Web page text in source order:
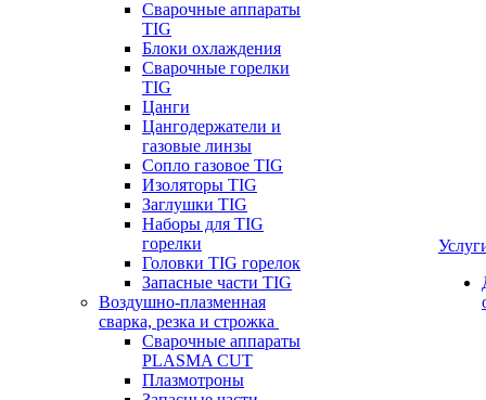
Сварочные аппараты
TIG
Блоки охлаждения
Сварочные горелки
TIG
Цанги
Цангодержатели и
газовые линзы
Сопло газовое TIG
Изоляторы TIG
Заглушки TIG
Наборы для TIG
горелки
Головки TIG горелок
Запасные части TIG
Воздушно-плазменная
сварка, резка и строжка
Сварочные аппараты
PLASMA CUT
Плазмотроны